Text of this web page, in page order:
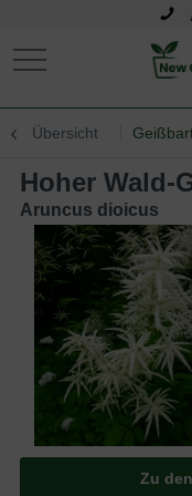
Übersicht
Hoher
Aruncus dioicus
Zu